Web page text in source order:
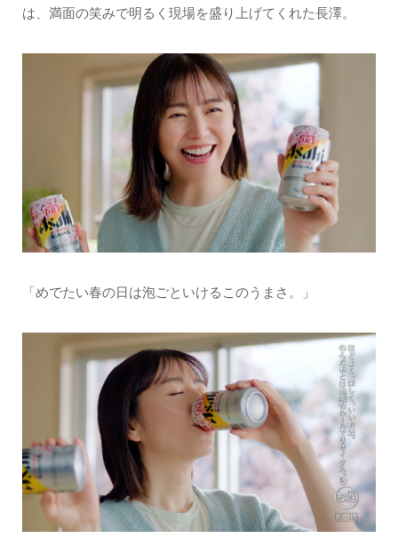
は、満面の笑みで明るく現場を盛り上げてくれた長澤。
「めでたい春の日は泡ごといけるこのうまさ。」